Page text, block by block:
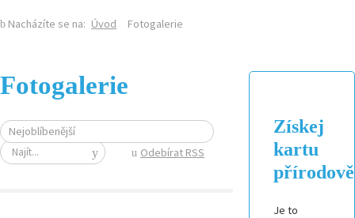
Nacházíte se na: Úvod Fotogalerie
Fotogalerie
Nejoblíbenější
Odebírat RSS
Získej
kartu
Je to